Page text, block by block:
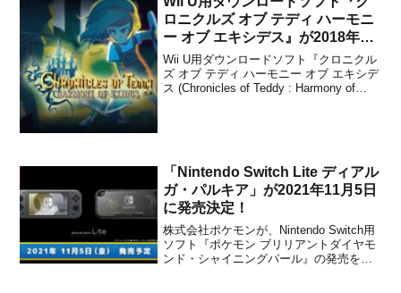
きます。本作は、...
ロニクルズ オブ テディ ハーモニ
ー オブ エキシデス』が2018年2
月14日に配信決定！
Wii U用ダウンロードソフト『クロニクル
ズ オブ テディ ハーモニー オブ エキシデ
ス (Chronicles of Teddy : Harmony of
「Nintendo Switch Lite ディアル
ガ・パルキア」が2021年11月5日
に発売決定！
株式会社ポケモンが、Nintendo Switch用
ソフト『ポケモン ブリリアントダイヤモ
ンド・シャイニングパール』の発売を記